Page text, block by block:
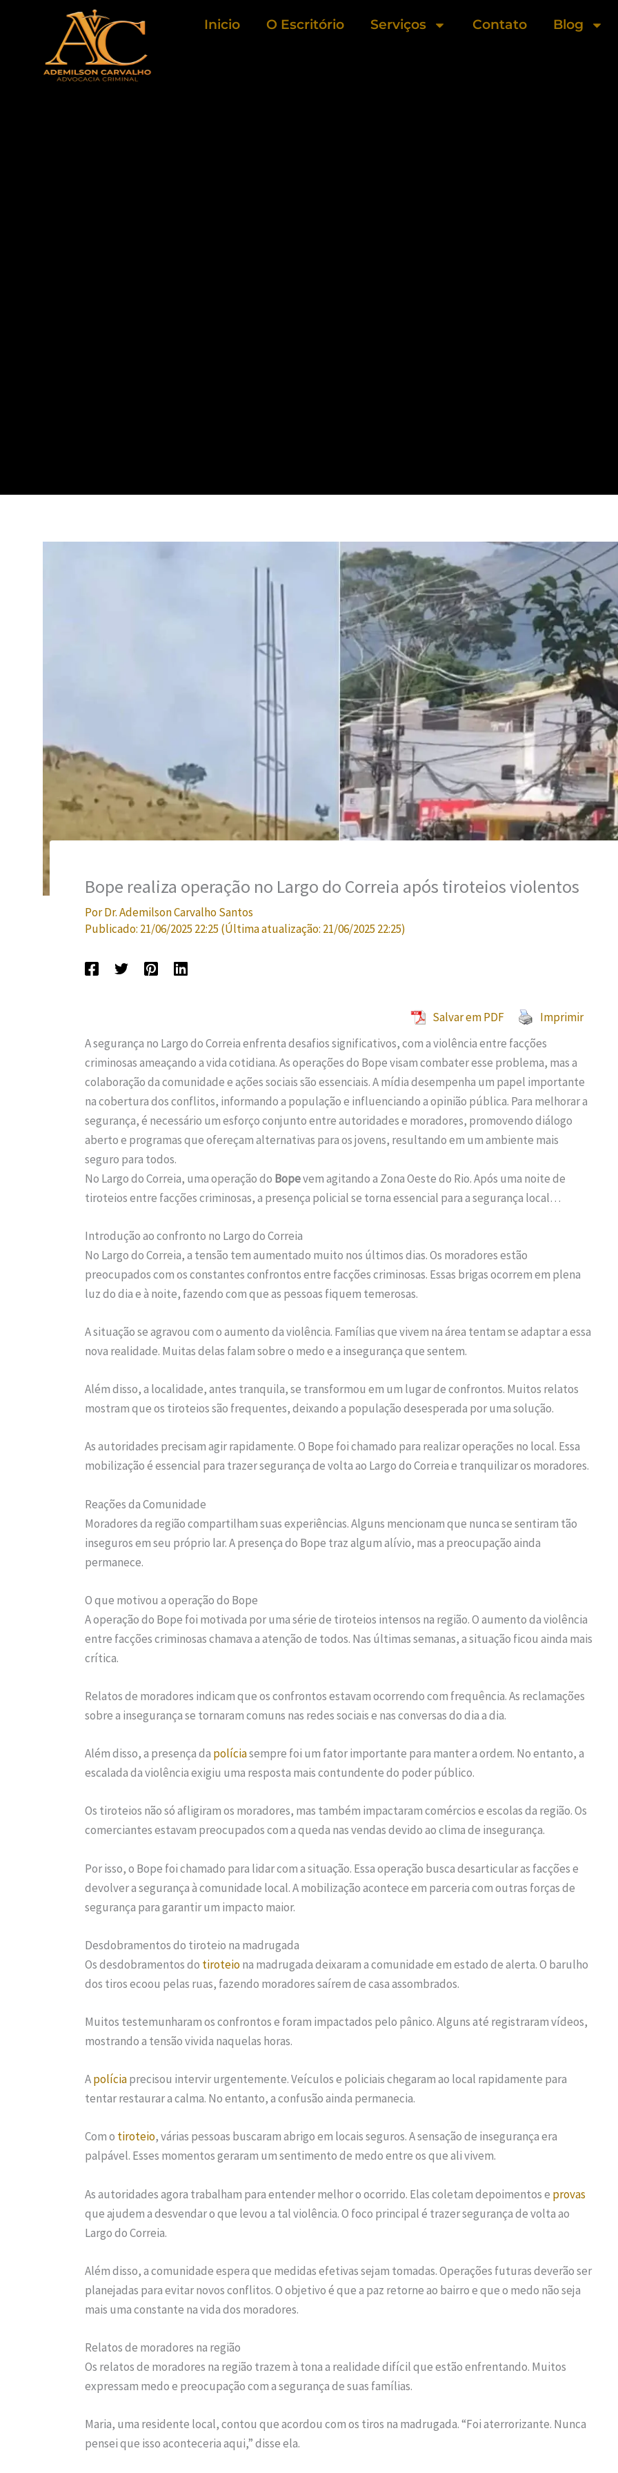
conteúdo
Inicio O Escritório Serviços Contato Blog
Bope realiza operação no Largo do Correia após tiroteios violentos
PorDr. Ademilson Carvalho Santos
Publicado: 21/06/2025 22:25 (Última atualização: 21/06/2025 22:25)
Salvar em PDF
Imprimir
A segurança no Largo do Correia enfrenta desafios significativos, com a violência entre facções
criminosas ameaçando a vida cotidiana. As operações do Bope visam combater esse problema, mas a
colaboração da comunidade e ações sociais são essenciais. A mídia desempenha um papel importante
na cobertura dos conflitos, informando a população e influenciando a opinião pública. Para melhorar a
segurança, é necessário um esforço conjunto entre autoridades e moradores, promovendo diálogo
aberto e programas que ofereçam alternativas para os jovens, resultando em um ambiente mais
seguro para todos.
No Largo do Correia, uma operação do Bopevem agitando a Zona Oeste do Rio. Após uma noite de
tiroteios entre facções criminosas, a presença policial se torna essencial para a segurança local…
Introdução ao confronto no Largo do Correia
No Largo do Correia, a tensão tem aumentado muito nos últimos dias. Os moradores estão
preocupados com os constantes confrontos entre facções criminosas. Essas brigas ocorrem em plena
luz do dia e à noite, fazendo com que as pessoas fiquem temerosas.
A situação se agravou com o aumento da violência. Famílias que vivem na área tentam se adaptar a essa
nova realidade. Muitas delas falam sobre o medo e a insegurança que sentem.
Além disso, a localidade, antes tranquila, se transformou em um lugar de confrontos. Muitos relatos
mostram que os tiroteios são frequentes, deixando a população desesperada por uma solução.
As autoridades precisam agir rapidamente. O Bope foi chamado para realizar operações no local. Essa
mobilização é essencial para trazer segurança de volta ao Largo do Correia e tranquilizar os moradores.
Reações da Comunidade
Moradores da região compartilham suas experiências. Alguns mencionam que nunca se sentiram tão
inseguros em seu próprio lar. A presença do Bope traz algum alívio, mas a preocupação ainda
permanece.
O que motivou a operação do Bope
A operação do Bope foi motivada por uma série de tiroteios intensos na região. O aumento da violência
entre facções criminosas chamava a atenção de todos. Nas últimas semanas, a situação ficou ainda mais
crítica.
Relatos de moradores indicam que os confrontos estavam ocorrendo com frequência. As reclamações
sobre a insegurança se tornaram comuns nas redes sociais e nas conversas do dia a dia.
Além disso, a presença da políciasempre foi um fator importante para manter a ordem. No entanto, a
escalada da violência exigiu uma resposta mais contundente do poder público.
Os tiroteios não só afligiram os moradores, mas também impactaram comércios e escolas da região. Os
comerciantes estavam preocupados com a queda nas vendas devido ao clima de insegurança.
Por isso, o Bope foi chamado para lidar com a situação. Essa operação busca desarticular as facções e
devolver a segurança à comunidade local. A mobilização acontece em parceria com outras forças de
segurança para garantir um impacto maior.
Desdobramentos do tiroteio na madrugada
Os desdobramentos do tiroteiona madrugada deixaram a comunidade em estado de alerta. O barulho
dos tiros ecoou pelas ruas, fazendo moradores saírem de casa assombrados.
Muitos testemunharam os confrontos e foram impactados pelo pânico. Alguns até registraram vídeos,
mostrando a tensão vivida naquelas horas.
Apolíciaprecisou intervir urgentemente. Veículos e policiais chegaram ao local rapidamente para
tentar restaurar a calma. No entanto, a confusão ainda permanecia.
Com o tiroteio, várias pessoas buscaram abrigo em locais seguros. A sensação de insegurança era
palpável. Esses momentos geraram um sentimento de medo entre os que ali vivem.
As autoridades agora trabalham para entender melhor o ocorrido. Elas coletam depoimentos e provas
que ajudem a desvendar o que levou a tal violência. O foco principal é trazer segurança de volta ao
Largo do Correia.
Além disso, a comunidade espera que medidas efetivas sejam tomadas. Operações futuras deverão ser
planejadas para evitar novos conflitos. O objetivo é que a paz retorne ao bairro e que o medo não seja
mais uma constante na vida dos moradores.
Relatos de moradores na região
Os relatos de moradores na região trazem à tona a realidade difícil que estão enfrentando. Muitos
expressam medo e preocupação com a segurança de suas famílias.
Maria, uma residente local, contou que acordou com os tiros na madrugada. “Foi aterrorizante. Nunca
pensei que isso aconteceria aqui,” disse ela.